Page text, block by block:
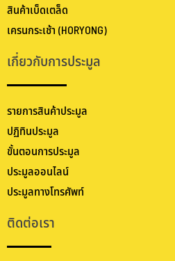
สินค้าเบ็ดเตล็ด
เครนกระเช้า (HORYONG)
เกี่ยวกับการประมูล
รายการสินค้าประมูล
ปฏิทินประมูล
ขั้นตอนการประมูล
ประมูลออนไลน์
ประมูลทางโทรศัพท์
ติดต่อเรา